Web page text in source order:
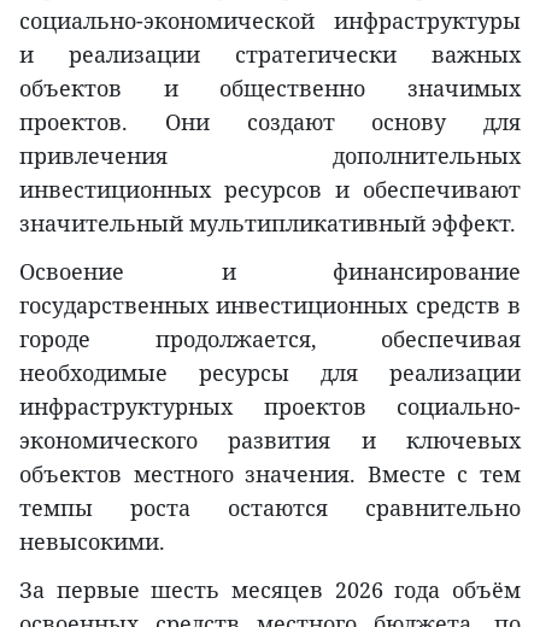
социально-экономической инфраструктуры
и реализации стратегически важных
объектов и общественно значимых
проектов. Они создают основу для
привлечения дополнительных
инвестиционных ресурсов и обеспечивают
значительный мультипликативный эффект.
Освоение и финансирование
государственных инвестиционных средств в
городе продолжается, обеспечивая
необходимые ресурсы для реализации
инфраструктурных проектов социально-
экономического развития и ключевых
объектов местного значения. Вместе с тем
темпы роста остаются сравнительно
невысокими.
За первые шесть месяцев 2026 года объём